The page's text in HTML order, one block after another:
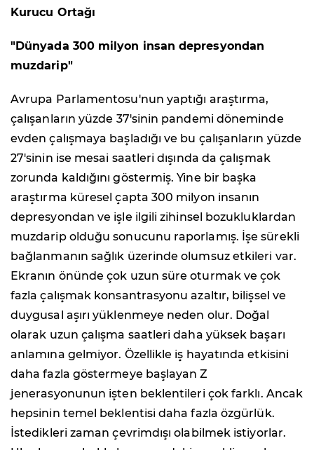
Kurucu Ortağı
"Dünyada 300 milyon insan depresyondan
muzdarip"
Avrupa Parlamentosu'nun yaptığı araştırma,
çalışanların yüzde 37'sinin pandemi döneminde
evden çalışmaya başladığı ve bu çalışanların yüzde
27'sinin ise mesai saatleri dışında da çalışmak
zorunda kaldığını göstermiş. Yine bir başka
araştırma küresel çapta 300 milyon insanın
depresyondan ve işle ilgili zihinsel bozukluklardan
muzdarip olduğu sonucunu raporlamış. İşe sürekli
bağlanmanın sağlık üzerinde olumsuz etkileri var.
Ekranın önünde çok uzun süre oturmak ve çok
fazla çalışmak konsantrasyonu azaltır, bilişsel ve
duygusal aşırı yüklenmeye neden olur. Doğal
olarak uzun çalışma saatleri daha yüksek başarı
anlamına gelmiyor. Özellikle iş hayatında etkisini
daha fazla göstermeye başlayan Z
jenerasyonunun işten beklentileri çok farklı. Ancak
hepsinin temel beklentisi daha fazla özgürlük.
İstedikleri zaman çevrimdışı olabilmek istiyorlar.